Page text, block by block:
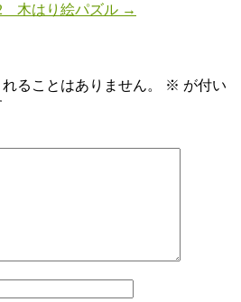
木はり絵パズル →
ることはありません。 ※ が付い